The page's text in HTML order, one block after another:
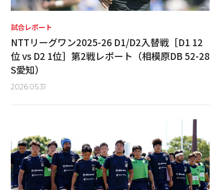
試合レポート
NTTリーグワン2025-26 D1/D2入替戦［D1 12
位 vs D2 1位］第2戦レポート（相模原DB 52-28
S愛知）
2026.05.31